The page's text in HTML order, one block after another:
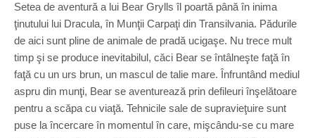
Setea de aventură a lui Bear Grylls îl poartă până în inima
ţinutului lui Dracula, în Munţii Carpaţi din Transilvania. Pădurile
de aici sunt pline de animale de pradă ucigaşe. Nu trece mult
timp şi se produce inevitabilul, căci Bear se întâlneşte faţă în
faţă cu un urs brun, un mascul de talie mare. Înfruntând mediul
aspru din munţi, Bear se aventurează prin defileuri înşelătoare
pentru a scăpa cu viaţă. Tehnicile sale de supravieţuire sunt
puse la încercare în momentul în care, mişcându-se cu mare